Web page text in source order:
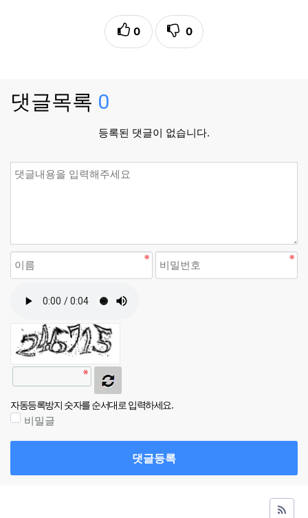
0 0
댓글목록 0
등록된 댓글이 없습니다.
자동등록방지 숫자를 순서대로 입력하세요.
비밀글
댓글등록